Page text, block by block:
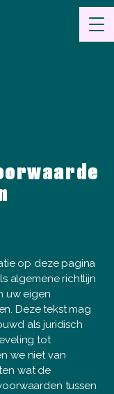
op deze pagina
algemene richtlijn
uw eigen
Deze tekst mag
als juridisch
tot
we niet van
wat de
tussen